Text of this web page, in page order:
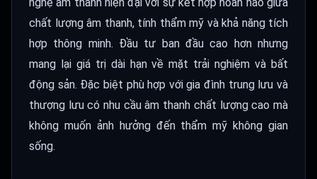
chất lượng âm thanh, tính thẩm mỹ và khả năng tích
hợp thông minh. Đầu tư ban đầu cao hơn nhưng
mang lại giá trị dài hạn về mặt trải nghiệm và bất
động sản. Đặc biệt phù hợp với gia đình trung lưu và
thượng lưu có nhu cầu âm thanh chất lượng cao mà
không muốn ảnh hưởng đến thẩm mỹ không gian
sống.